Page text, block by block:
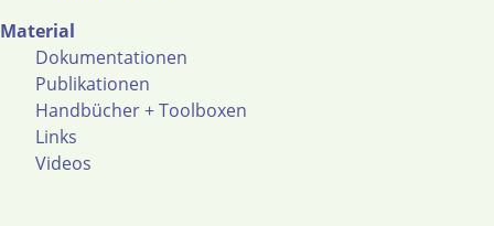
Material
Dokumentationen
Publikationen
Handbücher + Toolboxen
Links
Videos